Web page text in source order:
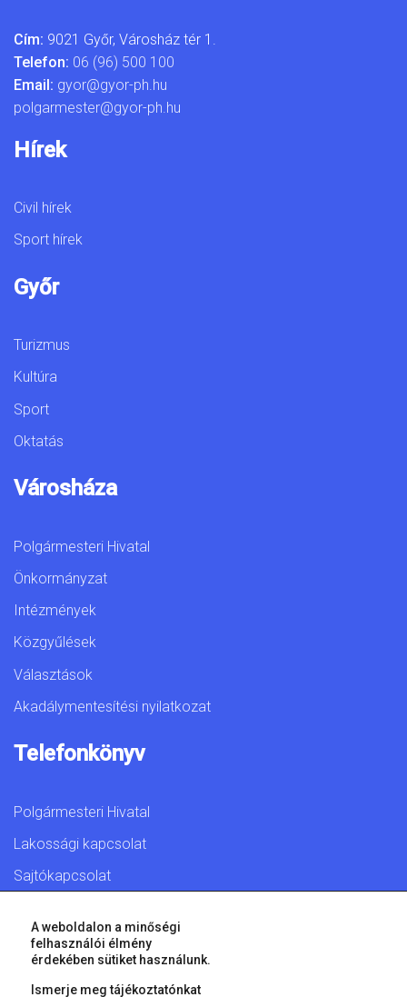
Cím: 9021 Győr, Városház tér 1.
Telefon: 06 (96) 500 100
Email: gyor@gyor-ph.hu
polgarmester@gyor-ph.hu
Hírek
Civil hírek
Sport hírek
Győr
Turizmus
Kultúra
Sport
Oktatás
Városháza
Polgármesteri Hivatal
Önkormányzat
Intézmények
Közgyűlések
Választások
Akadálymentesítési nyilatkozat
Telefonkönyv
Polgármesteri Hivatal
Lakossági kapcsolat
Sajtókapcsolat
© 2026 Győr Megyei Jogú Város • Minden jog fenntartva!
A weboldalon a minőségi
felhasználói élmény
érdekében sütiket használunk.
Ismerje meg tájékoztatónkat